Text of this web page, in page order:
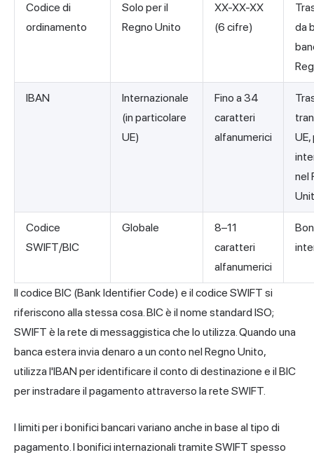
Codice di
ordinamento
Solo per il
Regno Unito
XX-XX-XX
(6 cifre)
da
IBAN
Internazionale
(in particolare
UE)
Fino a 34
caratteri
alfanumerici
nel
Codice
SWIFT/BIC
Globale
8–11
caratteri
alfanumerici
Il codice BIC (Bank Identifier Code) e il codice SWIFT si
riferiscono alla stessa cosa. BIC è il nome standard ISO;
SWIFT è la rete di messaggistica che lo utilizza. Quando una
banca estera invia denaro a un conto nel Regno Unito,
utilizza l'IBAN per identificare il conto di destinazione e il BIC
per instradare il pagamento attraverso la rete SWIFT.
I limiti per i bonifici bancari variano anche in base al tipo di
pagamento. I bonifici internazionali tramite SWIFT spesso